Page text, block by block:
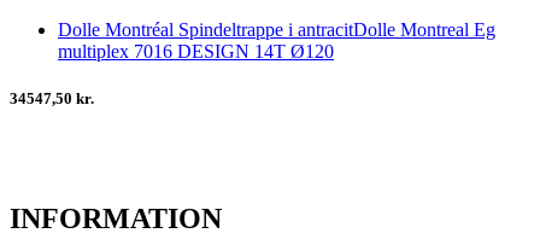
Dolle Montréal Spindeltrappe i antracitDolle Montreal Eg
multiplex 7016 DESIGN 14T Ø120
34547,50 kr.
INFORMATION